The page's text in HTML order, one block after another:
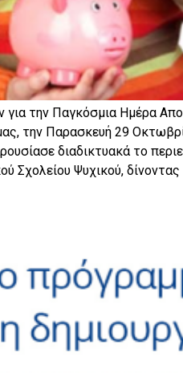
την Παγκόσμια Ημέρα
την Παρασκευή 29
διαδικτυακά το
Σχολείου Ψυχικού,